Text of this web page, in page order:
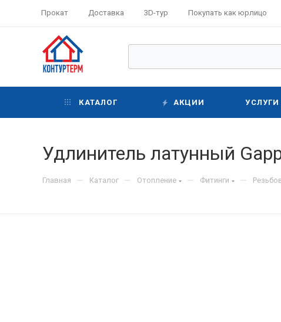
Прокат Доставка 3D-тур Покупать как юрлицо
КАТАЛОГ АКЦИИ УСЛУГИ
Удлинитель латунный
Главная — Каталог — Отопление — Фитинги —